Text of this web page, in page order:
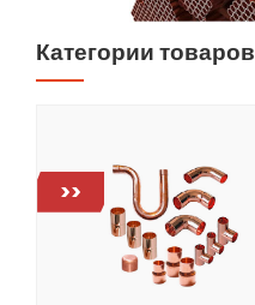
Категории товаров
>>